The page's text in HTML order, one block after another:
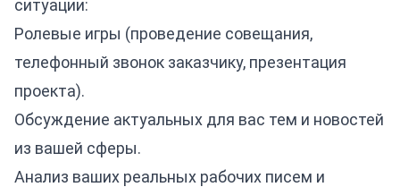
ситуации:
Ролевые игры (проведение совещания,
телефонный звонок заказчику, презентация
проекта).
Обсуждение актуальных для вас тем и новостей
из вашей сферы.
Анализ ваших реальных рабочих писем и